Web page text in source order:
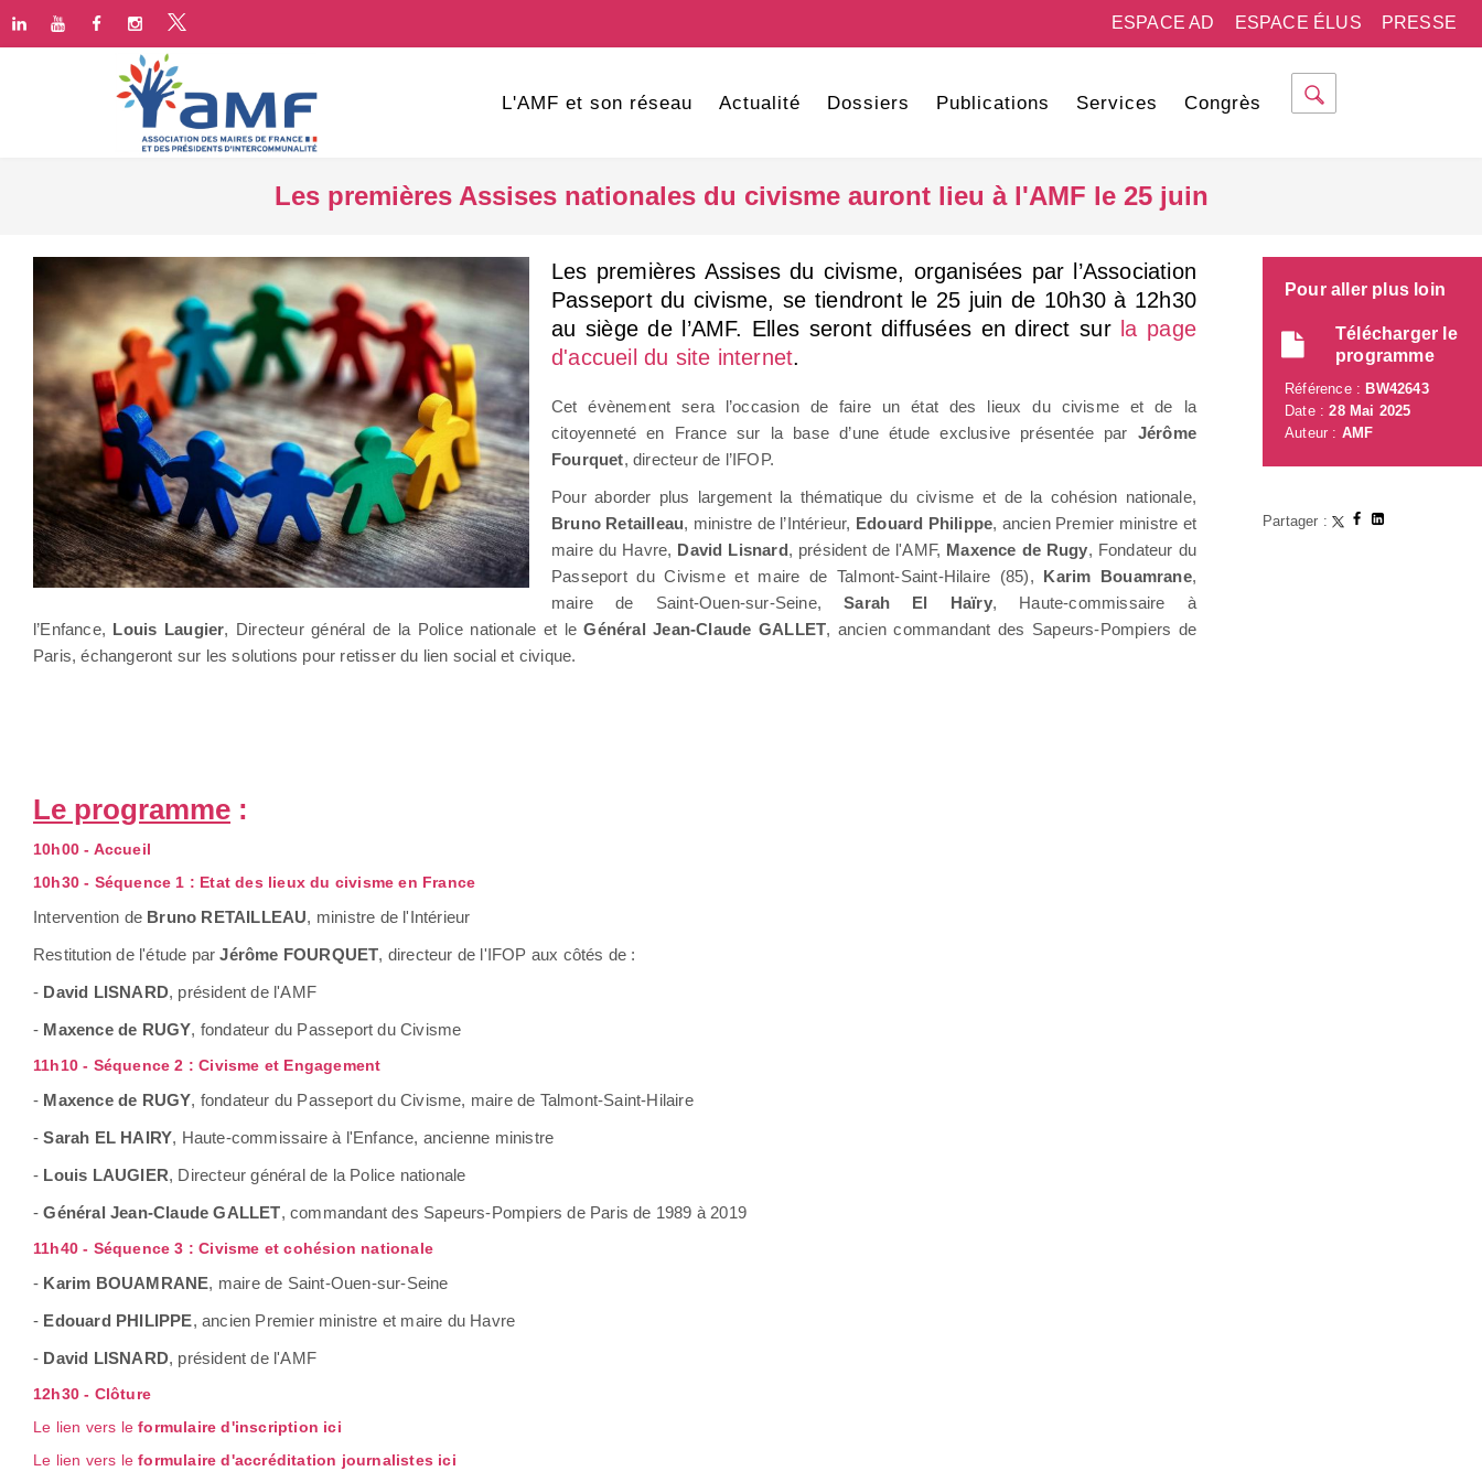
PRESSE
ESPACE ÉLUS
ESPACE AD
L'AMF et son réseau Actualité Dossiers Publications Services Congrès
Les premières Assises nationales du civisme auront lieu à l'AMF le 25 juin
Les premières Assises du civisme, organisées par l’Association
Passeport du civisme, se tiendront le 25 juin de 10h30 à 12h30
au siège de l’AMF. Elles seront diffusées en direct sur la page
d'accueil du site internet.
Cet évènement sera l’occasion de faire un état des lieux du civisme et de la
citoyenneté en France sur la base d’une étude exclusive présentée par Jérôme
Fourquet, directeur de l’IFOP.
Pour aborder plus largement la thématique du civisme et de la cohésion nationale,
Bruno Retailleau, ministre de l’Intérieur, Edouard Philippe, ancien Premier ministre et
maire du Havre, David Lisnard, président de l'AMF, Maxence de Rugy, Fondateur du
Passeport du Civisme et maire de Talmont-Saint-Hilaire (85), Karim Bouamrane,
maire de Saint-Ouen-sur-Seine,Sarah El Haïry, Haute-commissaire à
l’Enfance, Louis Laugier, Directeur général de la Police nationale et leGénéral Jean-Claude GALLET, ancien commandant des Sapeurs-Pompiers de
Paris, échangeront sur les solutions pour retisser du lien social et civique.
Le programme :
10h00 - Accueil
10h30 - Séquence 1 : Etat des lieux du civisme en France
Intervention de Bruno RETAILLEAU, ministre de l'Intérieur
Restitution de l'étude parJérôme FOURQUET, directeur de l'IFOP aux côtés de :
- David LISNARD, président de l'AMF
- Maxence de RUGY, fondateur du Passeport du Civisme
11h10 - Séquence 2 : Civisme et Engagement
- Maxence de RUGY, fondateur du Passeport du Civisme, maire de Talmont-Saint-Hilaire
-Sarah EL HAIRY, Haute-commissaire à l'Enfance, ancienne ministre
- Louis LAUGIER, Directeur général de la Police nationale
-Général Jean-Claude GALLET, commandant des Sapeurs-Pompiers de Paris de 1989 à 2019
11h40 - Séquence 3 : Civisme et cohésion nationale
- Karim BOUAMRANE, maire de Saint-Ouen-sur-Seine
- Edouard PHILIPPE, ancien Premier ministre et maire du Havre
- David LISNARD, président de l'AMF
12h30 - Clôture
Le lien vers leformulaire d'inscription ici
Le lien vers leformulaire d'accréditation journalistes ici
Pour aller plus loin
Télécharger le
programme
Référence : BW42643
Date :28 Mai 2025
Auteur : AMF
Partager :